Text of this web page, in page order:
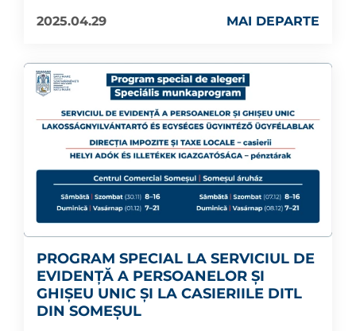
2025.04.29
MAI DEPARTE
PROGRAM SPECIAL LA SERVICIUL DE
EVIDENȚĂ A PERSOANELOR ȘI
GHIȘEU UNIC ȘI LA CASIERIILE DITL
DIN SOMEȘUL